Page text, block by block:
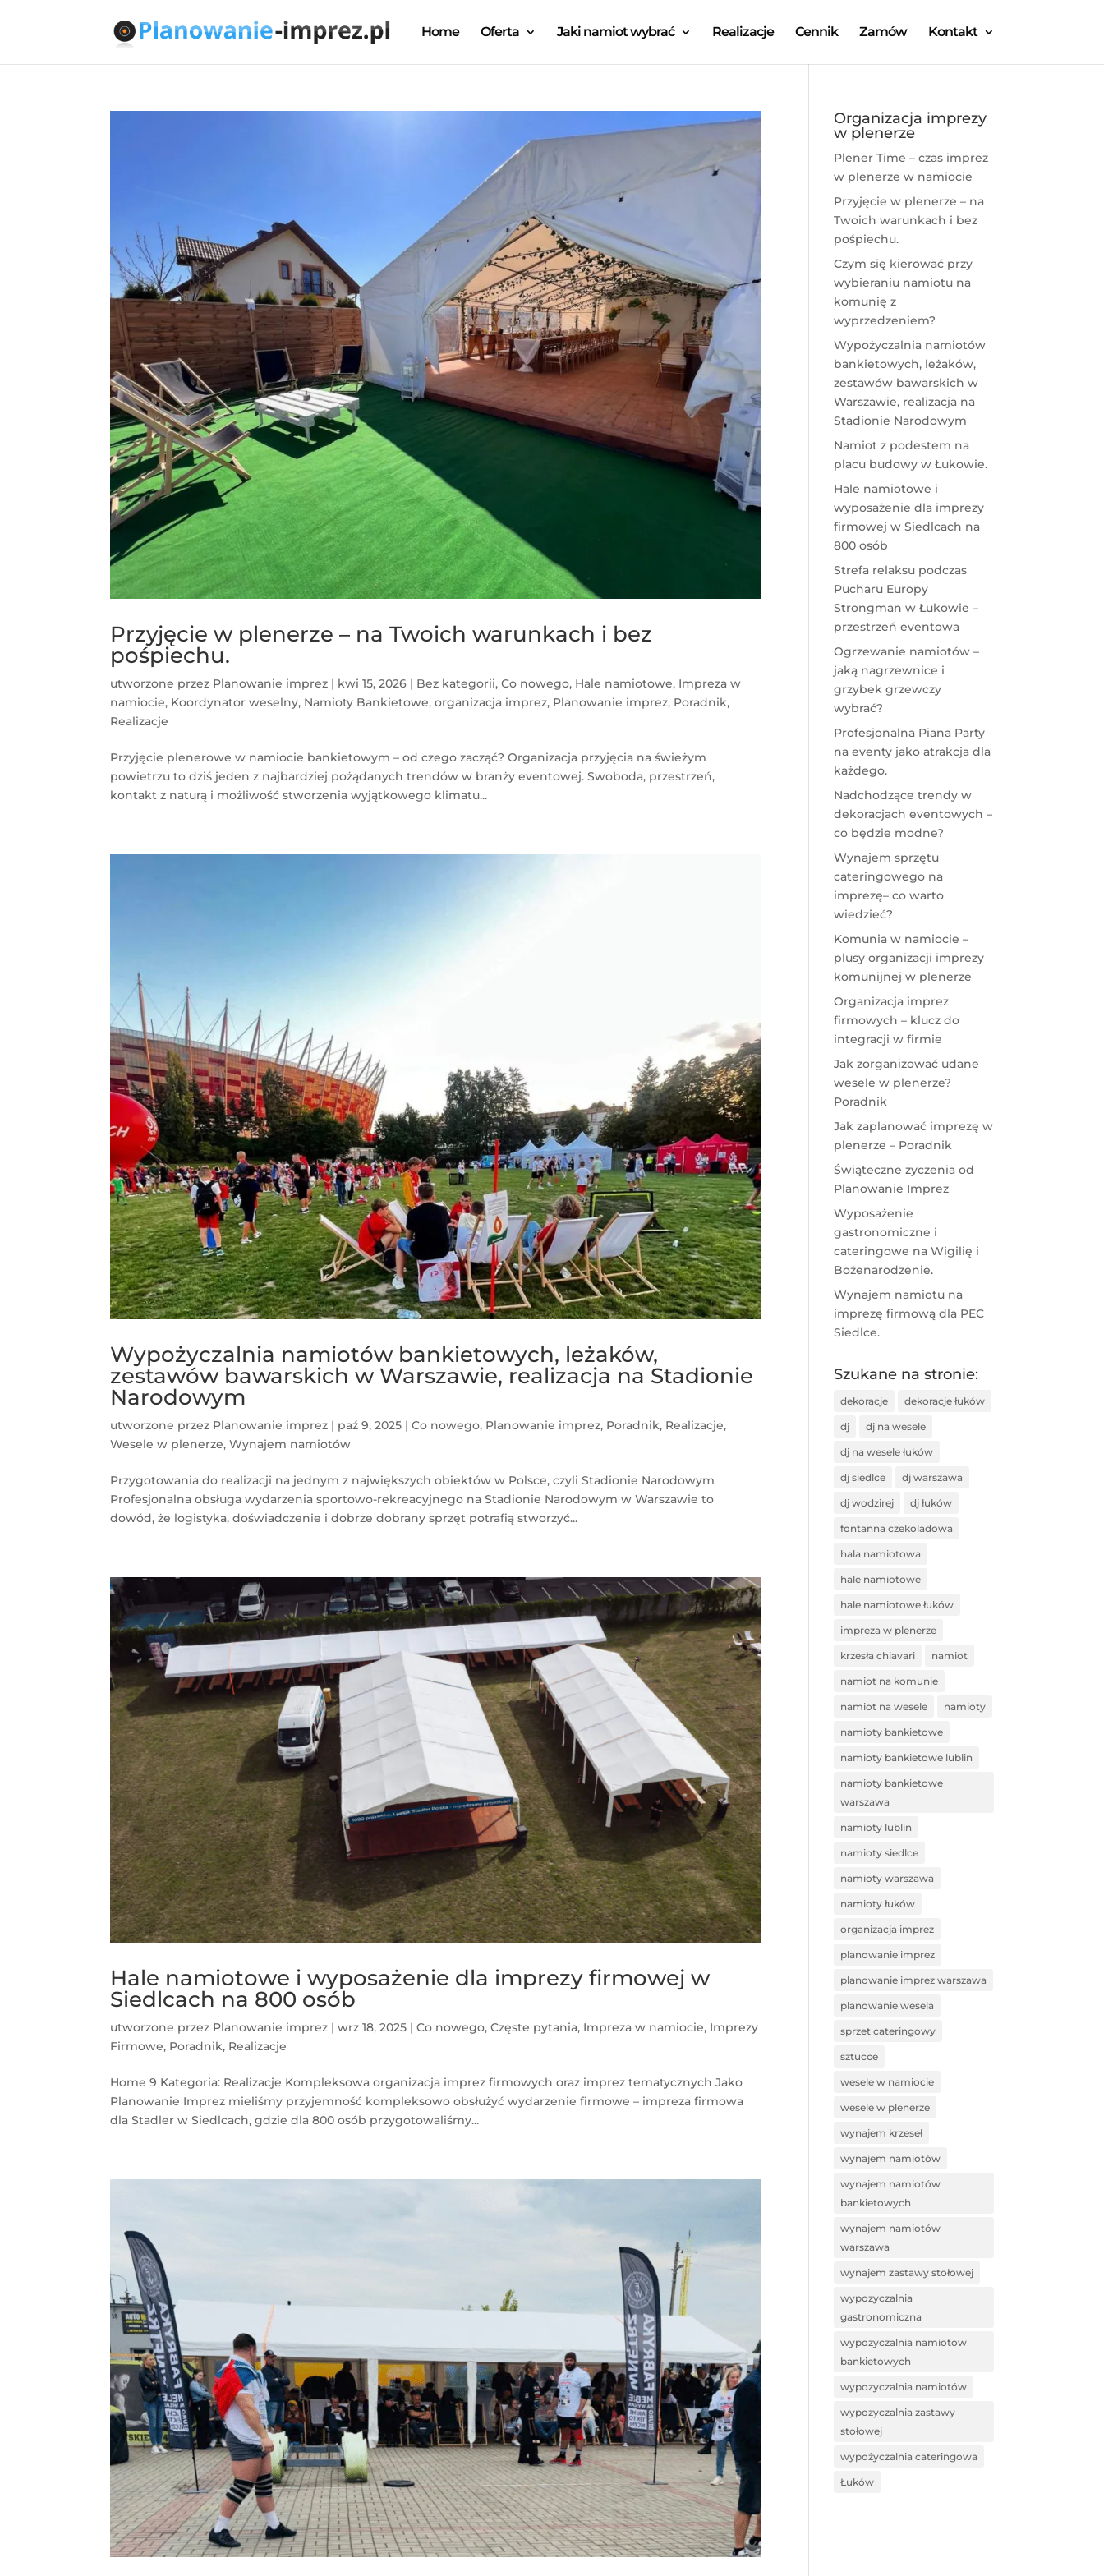
Home Oferta Jaki namiot wybrać Realizacje Cennik Zamów Kontakt
Przyjęcie w plenerze – na Twoich warunkach i bez
pośpiechu.
utworzone przez Planowanie imprez | kwi 15, 2026 | Bez kategorii,Co nowego, Hale namiotowe, Impreza w
namiocie, Koordynator weselny, Namioty Bankietowe,organizacja imprez, Planowanie imprez, Poradnik,
Realizacje
Przyjęcie plenerowe w namiocie bankietowym – od czego zacząć? Organizacja przyjęcia na świeżym
powietrzu to dziś jeden z najbardziej pożądanych trendów w branży eventowej. Swoboda, przestrzeń,
kontakt z naturą i możliwość stworzenia wyjątkowego klimatu...
Wypożyczalnia namiotów bankietowych, leżaków,
zestawów bawarskich w Warszawie, realizacja na Stadionie
Narodowym
utworzone przez Planowanie imprez | paź 9, 2025 |Co nowego, Planowanie imprez, Poradnik, Realizacje,
Wesele w plenerze,Wynajem namiotów
Przygotowania do realizacji na jednym z największych obiektów w Polsce, czyli Stadionie Narodowym
Profesjonalna obsługa wydarzenia sportowo-rekreacyjnego na Stadionie Narodowym w Warszawie to
dowód, że logistyka, doświadczenie i dobrze dobrany sprzęt potrafią stworzyć...
Hale namiotowe i wyposażenie dla imprezy firmowej w
Siedlcach na 800 osób
utworzone przez Planowanie imprez |wrz 18, 2025 |Co nowego,Częste pytania, Impreza w namiocie, Imprezy
Firmowe, Poradnik, Realizacje
Home 9 Kategoria: Realizacje Kompleksowa organizacja imprez firmowych oraz imprez tematycznych Jako
Planowanie Imprez mieliśmy przyjemność kompleksowo obsłużyć wydarzenie firmowe – impreza firmowa
dla Stadler w Siedlcach, gdzie dla 800 osób przygotowaliśmy...
Organizacja imprezy
w plenerze
Plener Time – czas imprez
w plenerze w namiocie
Przyjęcie w plenerze – na
Twoich warunkach i bez
pośpiechu.
Czym się kierować przy
wybieraniu namiotu na
komunię z
wyprzedzeniem?
Wypożyczalnia namiotów
bankietowych, leżaków,
zestawów bawarskich w
Warszawie, realizacja na
Stadionie Narodowym
Namiot z podestem na
placu budowy w Łukowie.
Hale namiotowe i
wyposażenie dla imprezy
firmowej w Siedlcach na
800 osób
Strefa relaksu podczas
Pucharu Europy
Strongman w Łukowie –
przestrzeń eventowa
Ogrzewanie namiotów –
jaką nagrzewnice i
grzybek grzewczy
wybrać?
Profesjonalna Piana Party
na eventy jako atrakcja dla
każdego.
Nadchodzące trendy w
dekoracjach eventowych –
co będzie modne?
Wynajem sprzętu
cateringowego na
imprezę– co warto
wiedzieć?
Komunia w namiocie –
plusy organizacji imprezy
komunijnej w plenerze
Organizacja imprez
firmowych – klucz do
integracji w firmie
Jak zorganizować udane
wesele w plenerze?
Poradnik
Jak zaplanować imprezę w
plenerze – Poradnik
Świąteczne życzenia od
Planowanie Imprez
Wyposażenie
gastronomiczne i
cateringowe na Wigilię i
Bożenarodzenie.
Wynajem namiotu na
imprezę firmową dla PEC
Siedlce.
Szukane na stronie:
dekoracje dekoracje łuków
dj dj na wesele
dj na wesele łuków
dj siedlce dj warszawa
dj wodzirej dj łuków
fontanna czekoladowa
hala namiotowa
hale namiotowe
hale namiotowe łuków
impreza w plenerze
krzesła chiavari namiot
namiot na komunie
namiot na wesele namioty
namioty bankietowe
namioty bankietowe lublin
namioty bankietowe
warszawa
namioty lublin
namioty siedlce
namioty warszawa
namioty łuków
organizacja imprez
planowanie imprez
planowanie imprez warszawa
planowanie wesela
sprzet cateringowy
sztucce
wesele w namiocie
wesele w plenerze
wynajem krzeseł
wynajem namiotów
wynajem namiotów
bankietowych
wynajem namiotów
warszawa
wynajem zastawy stołowej
wypozyczalnia
gastronomiczna
wypozyczalnia namiotow
bankietowych
wypozyczalnia namiotów
wypozyczalnia zastawy
stołowej
wypożyczalnia cateringowa
Łuków